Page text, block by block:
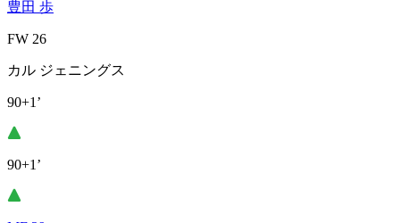
豊田 歩
FW 26
カル ジェニングス
90+1’
90+1’